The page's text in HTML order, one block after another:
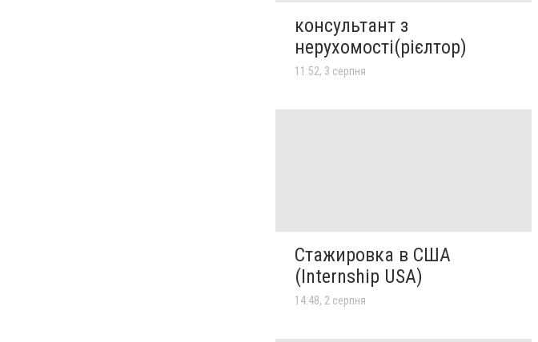
консультант з
нерухомості(рієлтор)
11:52, 3 серпня
Стажировка в США
(Internship USA)
14:48, 2 серпня